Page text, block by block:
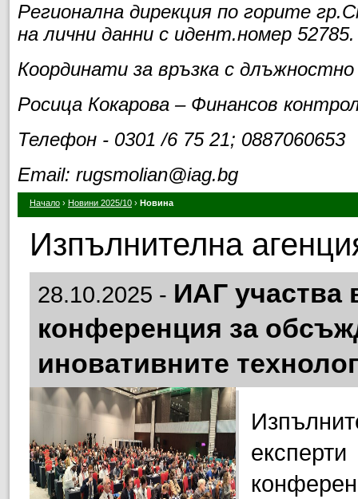
Регионална дирекция по горите
на лични данни с идент.номер 52785.
Координати за връзка с
Росица Кокарова – Финансов
Телефон - 0301 /6 75 21; 0887060653
Email: rugsmolian@iag.bg
Начало › Новини 2025/10 › Новина
Изпълнителна
28.10.2025 - ИАГ участва
конференция за
иновативните